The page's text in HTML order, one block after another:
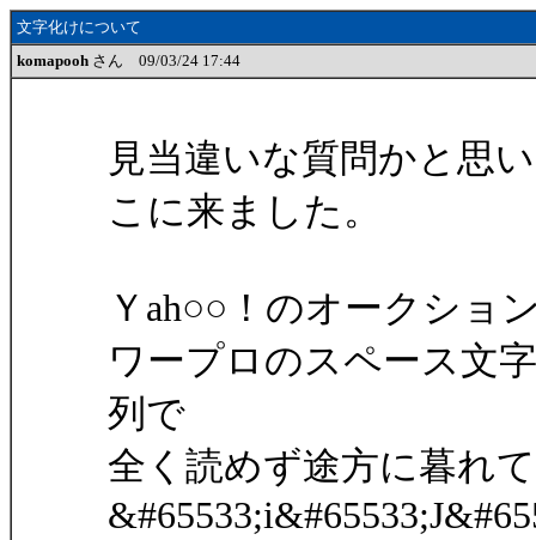
文字化けについて
komapooh さん 09/03/24 17:44
見当違いな質問かと思
こに来ました。
Ｙah○○！のオークショ
ワープロのスペース文
列で
全く読めず途方に暮れ